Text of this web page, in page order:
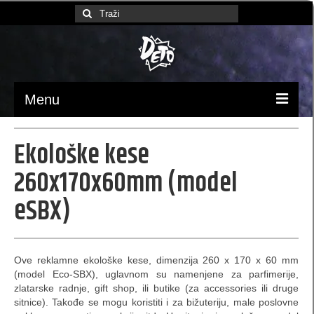
Search
for:
Menu
Ambalaža / pakovanje
luksuzne kese
kesa 230 x 220 x 100 (XB)
kese 170 x 260 x 60 (SB)
Ekološke kese
260x170x60mm (model
eSBX)
Ove reklamne ekološke kese, dimenzija 260 x 170 x 60 mm
(model Eco-SBX), uglavnom su namenjene za parfimerije,
zlatarske radnje, gift shop, ili butike (za accessories ili druge
sitnice). Takođe se mogu koristiti i za bižuteriju, male poslovne